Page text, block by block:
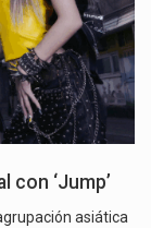
con ‘Jump’
asiática